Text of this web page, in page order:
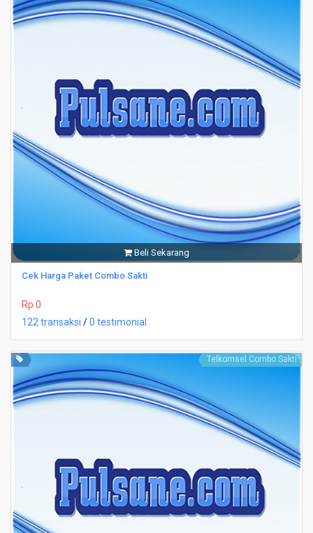
Beli Sekarang
Cek Harga Paket Combo Sakti
Rp 0
122 transaksi /0 testimonial
Telkomsel Combo Sakti